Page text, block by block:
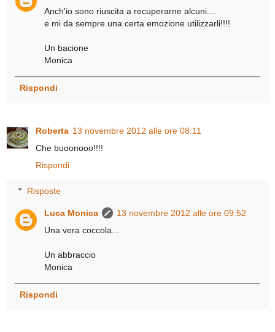
Anch'io sono riuscita a recuperarne alcuni....
e mi da sempre una certa emozione utilizzarli!!!!
Un bacione
Monica
Rispondi
Roberta 13 novembre 2012 alle ore 08:11
Che buoonooo!!!!
Rispondi
Risposte
Luca Monica
13 novembre 2012 alle ore 09:52
Una vera coccola...
Un abbraccio
Monica
Rispondi